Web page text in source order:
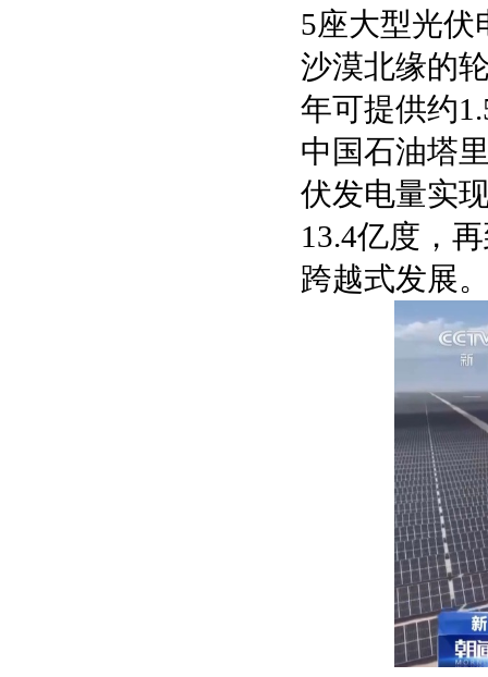
5座大型光伏
沙漠北缘的
年可提供约
中国石油塔
伏发电量实
13.4亿度，
跨越式发展